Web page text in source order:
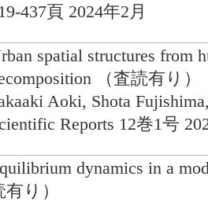
437頁 2024年2月
spatial structures from
（査読有り）
Aoki, Shota
Reports 12巻1号
dynamics in a
有り）